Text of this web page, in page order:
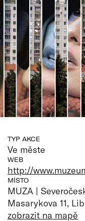
TYP AKCE
Ve měste
WEB
http://
MÍSTO
MUZA |
Masarykova 11,
zobrazit na mapě